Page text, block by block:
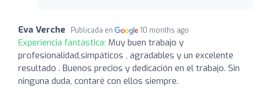
Eva Verche Publicada en 10 months ago
Experiencia fantástica: Muy buen trabajo y
profesionalidad,simpáticos , agradables y un excelente
resultado . Buenos precios y dedicación en el trabajo. Sin
ninguna duda, contaré con ellos siempre.